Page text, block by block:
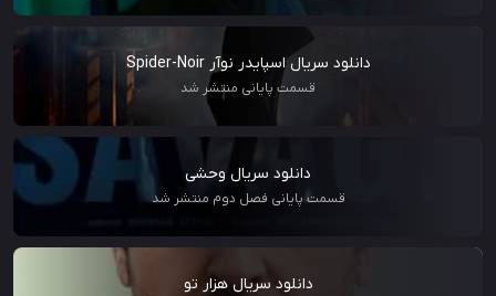
دانلود سریال اسپایدر نوآر Spider-Noir
قسمت پایانی منتشر شد
دانلود سریال وحشی
قسمت پایانی فصل دوم منتشر شد
دانلود سریال هزار تو